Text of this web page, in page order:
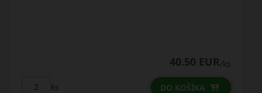
50.00 EUR
DO KOŠÍKA